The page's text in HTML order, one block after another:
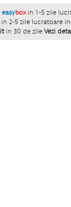
easybox in 1-5 zile
in 2-5 zile lucratoare
in 30 de zile Vezi